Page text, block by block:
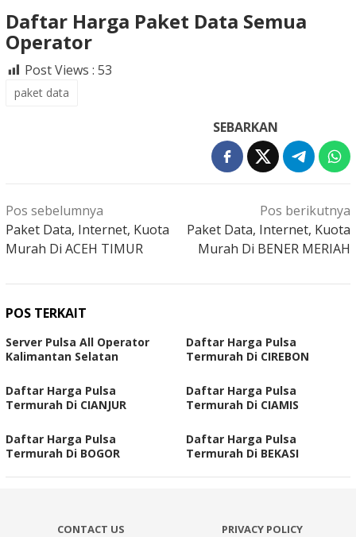
Daftar Harga Paket Data Semua
Operator
Post Views : 53
paket data
SEBARKAN
Navigasi
pos
Pos sebelumnya
Paket Data, Internet, Kuota
Murah Di ACEH TIMUR
Pos berikutnya
Paket Data, Internet, Kuota
Murah Di BENER MERIAH
POS TERKAIT
Server Pulsa All Operator
Kalimantan Selatan
Daftar Harga Pulsa
Termurah Di CIREBON
Daftar Harga Pulsa
Termurah Di CIANJUR
Daftar Harga Pulsa
Termurah Di CIAMIS
Daftar Harga Pulsa
Termurah Di BOGOR
Daftar Harga Pulsa
Termurah Di BEKASI
CONTACT US PRIVACY POLICY